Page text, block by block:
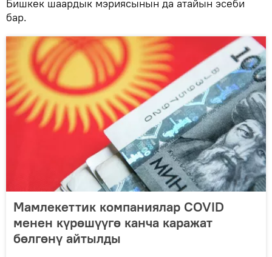
Бишкек шаардык мэриясынын да атайын эсеби
бар.
Мамлекеттик компаниялар COVID
менен күрөшүүгө канча каражат
бөлгөнү айтылды